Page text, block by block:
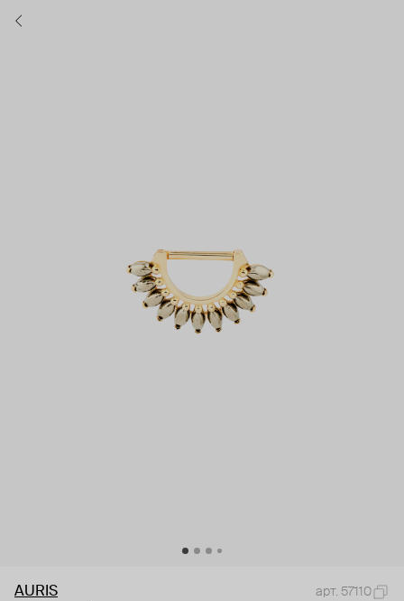
AURIS
арт. 57110